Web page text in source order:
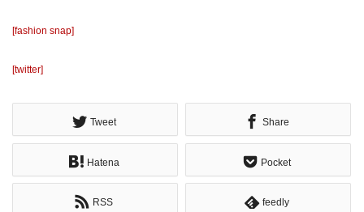
[fashion snap]
[twitter]
Tweet Share
Hatena Pocket
RSS feedly